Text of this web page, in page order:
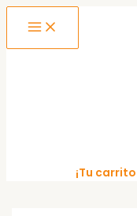
Ir
MENU
¡Tu